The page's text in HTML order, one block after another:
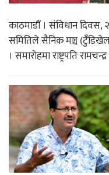
काठमाडौँ । संविधान
समितिले सैनिक मञ्च
। समारोहमा राष्ट्रपति